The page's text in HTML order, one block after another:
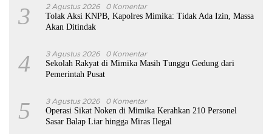
3 2 Agustus 2026 0 Komentar
Tolak Aksi KNPB, Kapolres Mimika: Tidak Ada Izin, Massa
Akan Ditindak
4 3 Agustus 2026 0 Komentar
Sekolah Rakyat di Mimika Masih Tunggu Gedung dari
Pemerintah Pusat
5 3 Agustus 2026 0 Komentar
Operasi Sikat Noken di Mimika Kerahkan 210 Personel
Sasar Balap Liar hingga Miras Ilegal